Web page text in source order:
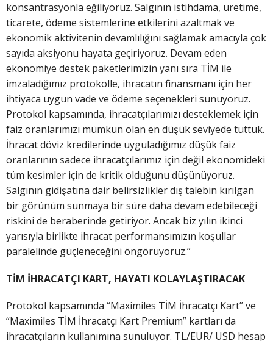
konsantrasyonla eğiliyoruz. Salgının istihdama, üretime,
ticarete, ödeme sistemlerine etkilerini azaltmak ve
ekonomik aktivitenin devamlılığını sağlamak amacıyla çok
sayıda aksiyonu hayata geçiriyoruz. Devam eden
ekonomiye destek paketlerimizin yanı sıra TİM ile
imzaladığımız protokolle, ihracatın finansmanı için her
ihtiyaca uygun vade ve ödeme seçenekleri sunuyoruz.
Protokol kapsamında, ihracatçılarımızı desteklemek için
faiz oranlarımızı mümkün olan en düşük seviyede tuttuk.
İhracat döviz kredilerinde uyguladığımız düşük faiz
oranlarının sadece ihracatçılarımız için değil ekonomideki
tüm kesimler için de kritik olduğunu düşünüyoruz.
Salgının gidişatına dair belirsizlikler dış talebin kırılgan
bir görünüm sunmaya bir süre daha devam edebileceği
riskini de beraberinde getiriyor. Ancak biz yılın ikinci
yarısıyla birlikte ihracat performansımızın koşullar
paralelinde güçleneceğini öngörüyoruz.”
TİM İHRACATÇI KART, HAYATI KOLAYLAŞTIRACAK
Protokol kapsamında “Maximiles TİM İhracatçı Kart” ve
“Maximiles TİM İhracatçı Kart Premium” kartları da
ihracatçıların kullanımına sunuluyor. TL/EUR/ USD hesap